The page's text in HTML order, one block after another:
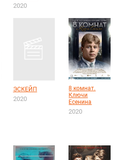
2020
ЭСКЕЙП
2020
8 комнат.
Ключи
Есенина
2020